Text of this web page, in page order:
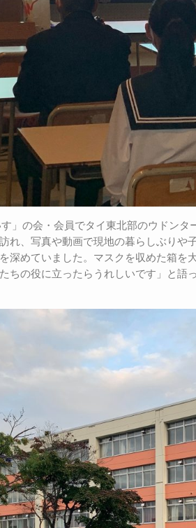
」の会・会員でタイ東北部のウドン
れ、写真や動画で現地の暮らしぶりや
深めていました。マスクを収めた箱を
ちの役に立ったらうれしいです」と語っ